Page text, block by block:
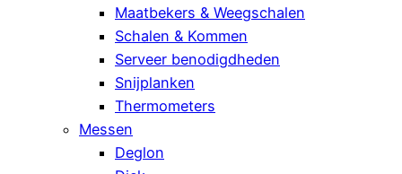
Maatbekers & Weegschalen
Schalen & Kommen
Serveer benodigdheden
Snijplanken
Thermometers
Messen
Deglon